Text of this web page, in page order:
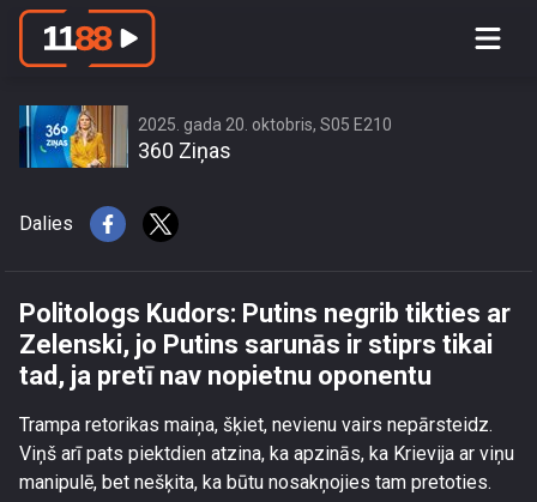
Politologs Kudors: Putins negrib tikties
ar Zelenski, jo Putins sarunās ir stiprs
oponentu
2025. gada 20. oktobris, S05 E210
360 Ziņas
Dalies
Politologs Kudors: Putins negrib tikties ar
Zelenski, jo Putins sarunās ir stiprs tikai
tad, ja pretī nav nopietnu oponentu
Trampa retorikas maiņa, šķiet, nevienu vairs nepārsteidz.
Viņš arī pats piektdien atzina, ka apzinās, ka Krievija ar viņu
manipulē, bet nešķita, ka būtu nosakņojies tam pretoties.